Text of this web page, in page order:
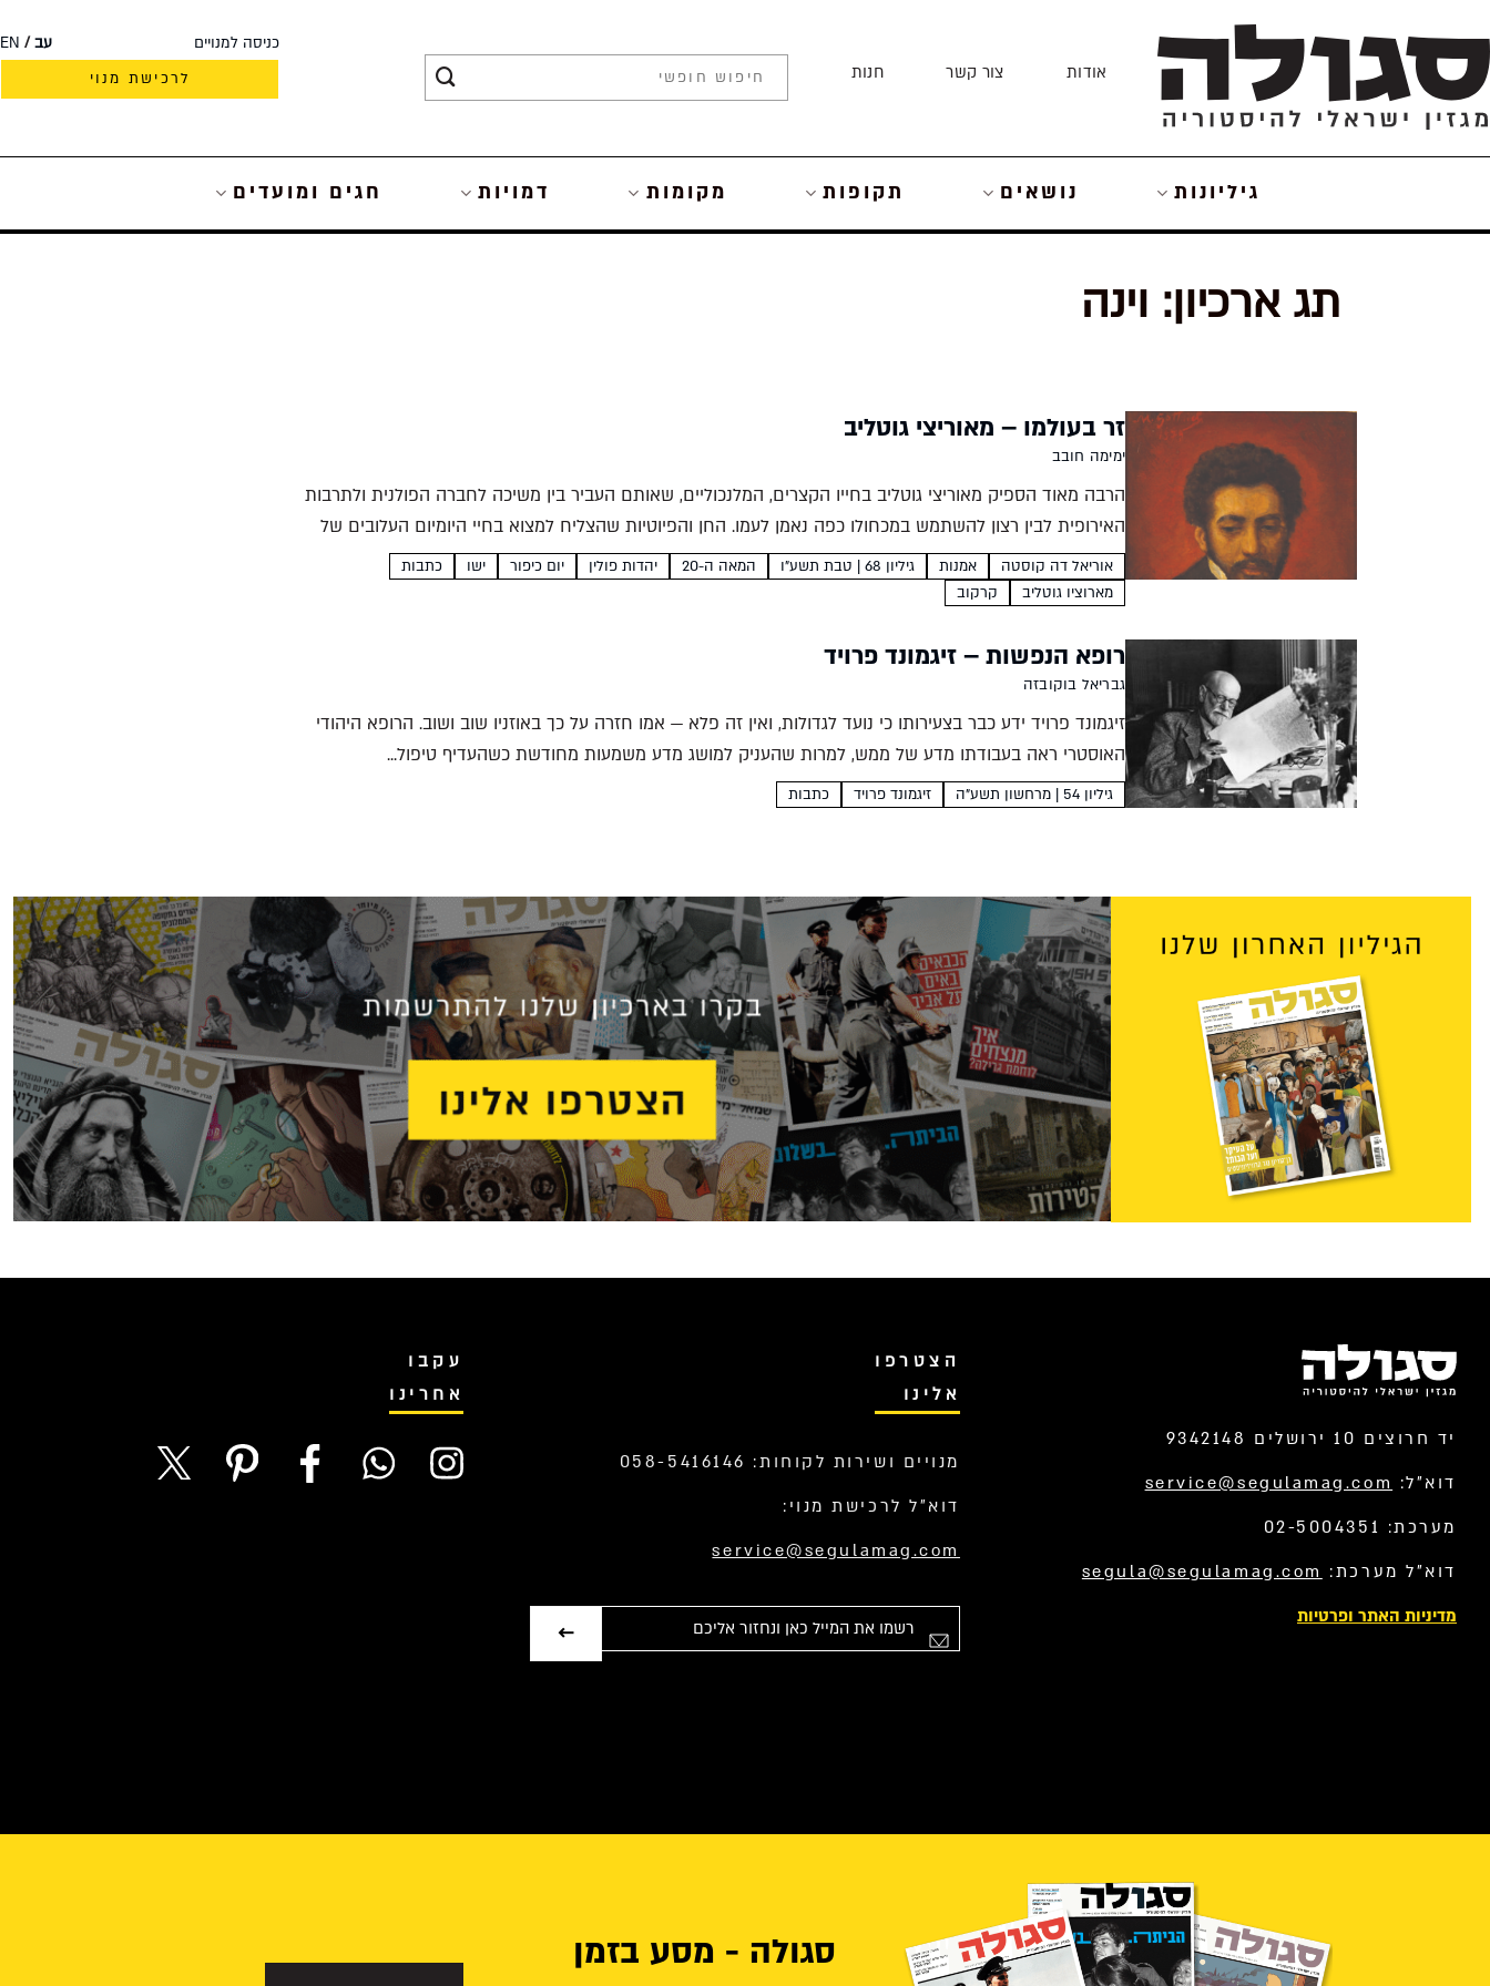
to
content
אודות צור קשר חנות
כניסה למנויים עב
EN
לרכישת מנוי
גיליונות נושאים תקופות מקומות דמויות חגים ומועדים
תג ארכיון: וינה
זר בעולמו – מאוריצי גוטליב
ימימה חובב
הרבה מאוד הספיק מאוריצי גוטליב בחייו הקצרים, המלנכוליים, שאותם העביר בין משיכה לחברה הפולנית ולתרבות
האירופית לבין רצון להשתמש במכחולו כפה נאמן לעמו. החן והפיוטיות שהצליח למצוא בחיי היומיום העלובים של
הקהילה היהודית הפכו בידיו...
אוריאל דה קוסטה אמנות גיליון 68 | טבת תשע"ו המאה ה-20 יהדות פולין יום כיפור ישו
כתבות
מארוציו גוטליב
קרקוב
רופא הנפשות – זיגמונד פרויד
גבריאל בוקובזה
זיגמונד פרויד ידע כבר בצעירותו כי נועד לגדולות, ואין זה פלא — אמו חזרה על כך באוזניו שוב ושוב. הרופא היהודי
האוסטרי ראה בעבודתו מדע של ממש, למרות שהעניק למושג מדע משמעות מחודשת כשהעדיף טיפול...
גיליון 54 | מרחשון תשע"ה זיגמונד פרויד כתבות
יד חרוצים 10 ירושלים 9342148
דוא”ל: service@segulamag.com
מערכת: 02-5004351
דוא”ל מערכת: segula@segulamag.com
מדיניות האתר ופרטיות
הצטרפו
אלינו
מנויים ושירות לקוחות: 058-5416146
דוא”ל לרכישת מנוי:
service@segulamag.com
עקבו
אחרינו
סגולה - מסע בזמן